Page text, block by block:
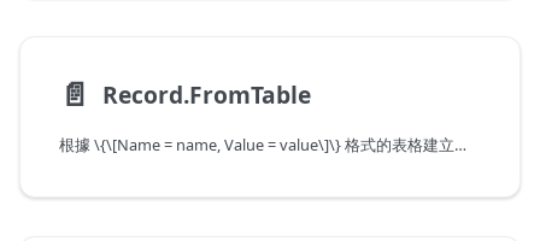
📄️ Record.FromTable
根據 \{\[Name = name, Value = value\]\} 格式的表格建立記錄。